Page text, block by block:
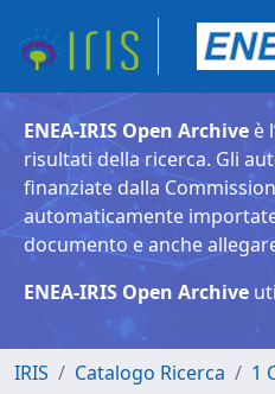
ENEA-IRIS Open Archive è
risultati della ricerca. Gli
finanziate dalla
automaticamente
documento e anche
ENEA-IRIS Open Archive
IRIS Catalogo Ricerca 1